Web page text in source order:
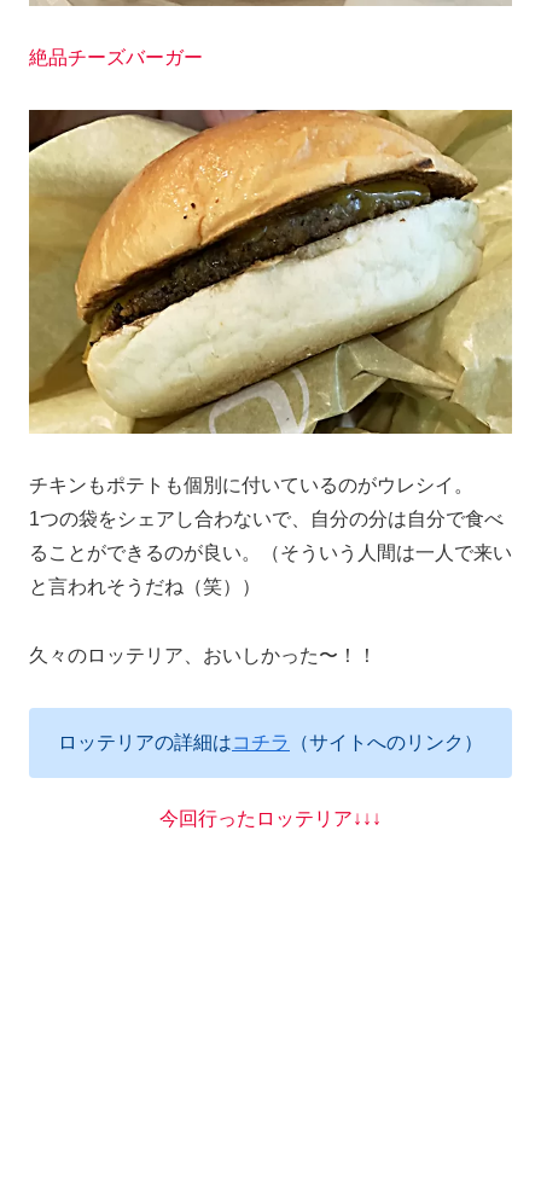
絶品チーズバーガー
チキンもポテトも個別に付いているのがウレシイ。
1つの袋をシェアし合わないで、自分の分は自分で食べ
ることができるのが良い。（そういう人間は一人で来い
と言われそうだね（笑））
久々のロッテリア、おいしかった〜！！
ロッテリアの詳細はコチラ （サイトへのリンク）
今回行ったロッテリア↓↓↓